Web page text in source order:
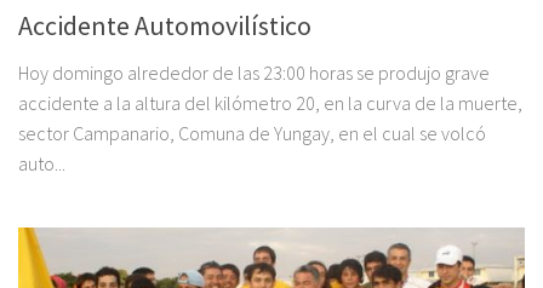
Accidente Automovilístico
Hoy domingo alrededor de las 23:00 horas se produjo grave
accidente a la altura del kilómetro 20, en la curva de la muerte,
sector Campanario, Comuna de Yungay, en el cual se volcó
auto...